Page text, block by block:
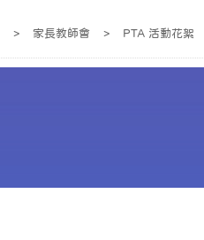
> 家長教師會 > PTA 活動花絮